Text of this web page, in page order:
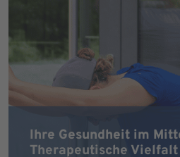
Ihre Gesundheit im
Therapeutische Vielfalt